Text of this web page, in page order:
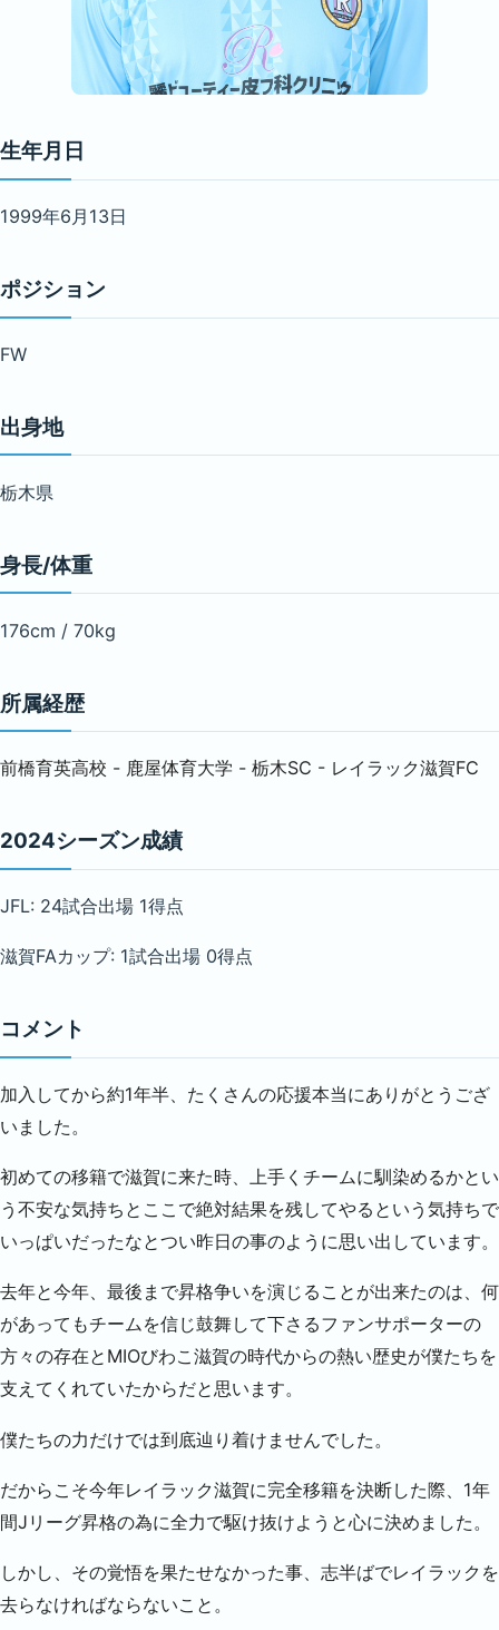
生年月日
1999年6月13日
ポジション
FW
出身地
栃木県
身長/体重
176cm / 70kg
所属経歴
前橋育英高校 - 鹿屋体育大学 - 栃木SC - レイラック滋賀FC
2024シーズン成績
JFL: 24試合出場 1得点
滋賀FAカップ: 1試合出場 0得点
コメント
加入してから約1年半、たくさんの応援本当にありがとうござ
いました。
初めての移籍で滋賀に来た時、上手くチームに馴染めるかとい
う不安な気持ちとここで絶対結果を残してやるという気持ちで
いっぱいだったなとつい昨日の事のように思い出しています。
去年と今年、最後まで昇格争いを演じることが出来たのは、何
があってもチームを信じ鼓舞して下さるファンサポーターの
方々の存在とMIOびわこ滋賀の時代からの熱い歴史が僕たちを
支えてくれていたからだと思います。
僕たちの力だけでは到底辿り着けませんでした。
だからこそ今年レイラック滋賀に完全移籍を決断した際、1年
間Jリーグ昇格の為に全力で駆け抜けようと心に決めました。
しかし、その覚悟を果たせなかった事、志半ばでレイラックを
去らなければならないこと。